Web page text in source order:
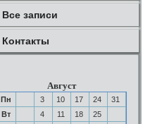
Все записи
Контакты
Август
Пн 3 10 17 24
31
Вт
4 11 18
25